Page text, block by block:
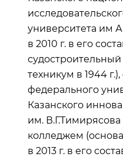
университета им
в 2010 г. в его
техникум в 1944
федерального
Казанского
им. В.Г.Тимирясова
колледжем
в 2013 г. в его